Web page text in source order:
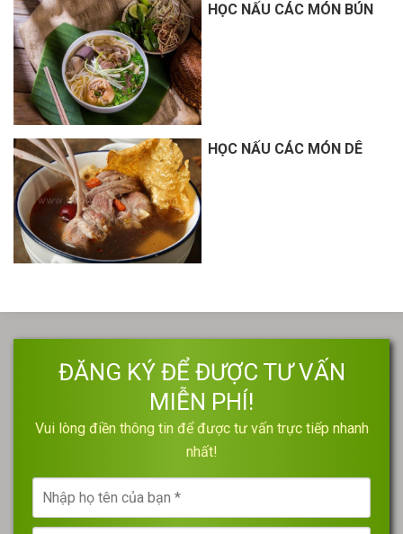
HỌC NẤU CÁC MÓN BÚN
HỌC NẤU CÁC MÓN DÊ
ĐĂNG KÝ ĐỂ ĐƯỢC TƯ VẤN
MIỄN PHÍ!
Vui lòng điền thông tin để được tư vấn trực tiếp nhanh
nhất!
họ
tên